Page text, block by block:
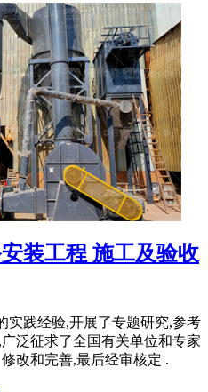
装工程 施工及验收
实践经验,开展了专题研究,参考
泛征求了全国有关单位和专家
改和完善,最后经审核定 .